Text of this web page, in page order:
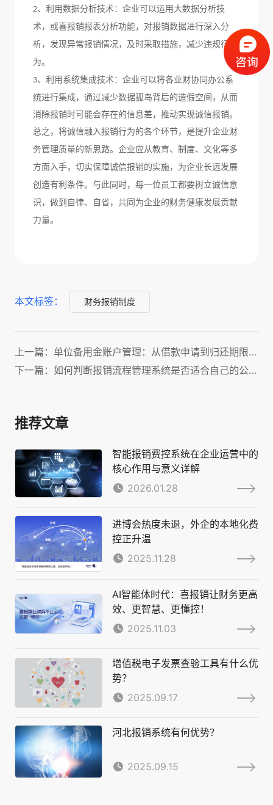
2、 利用数据分析技术 ：企业可以运用大数据分析技
术，或喜报销报表分析功能，对报销数据进行深入分
析，发现异常报销情况，及时采取措施， 减少违规行
为。
3、利用系统集成技术：企业可以将各业财协同办公系
统进行集成，通过减少数据孤岛背后的造假空间，从而
消除报销时可能会存在的信息差，推动实现诚信报销。
总之，将诚信融入报销行为的各个环节，是提升企业财
务管理质量的新思路。企业应从教育、制度、文化等多
方面入手，切实保障诚信报销的实施，为企业长远发展
创造有利条件。 与此同时， 每一位员工都要树立诚信意
识，做到自律、自省，共同为企业的财务健康发展贡献
力量。
本文标签： 财务报销制度
上一篇：单位备用金账户管理：从借款申请到归还期限全面指南
下一篇：如何判断报销流程管理系统是否适合自己的公司？
推荐文章
智能报销费控系统在企业运营中的
核心作用与意义详解
2026.01.28
进博会热度未退，外企的本地化费
控正升温
2025.11.28
AI智能体时代：喜报销让财务更高
效、更智慧、更懂控！
2025.11.03
增值税电子发票查验工具有什么优
势？
2025.09.17
河北报销系统有何优势？
2025.09.15